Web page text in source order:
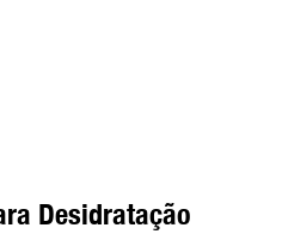
Desidratação